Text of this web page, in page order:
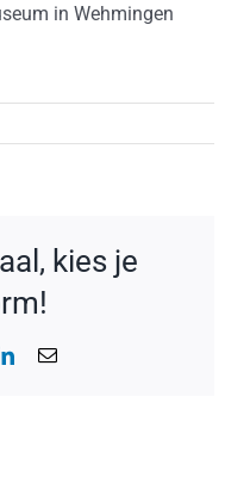
in Wehmingen
kies je
LinkedIn
E-